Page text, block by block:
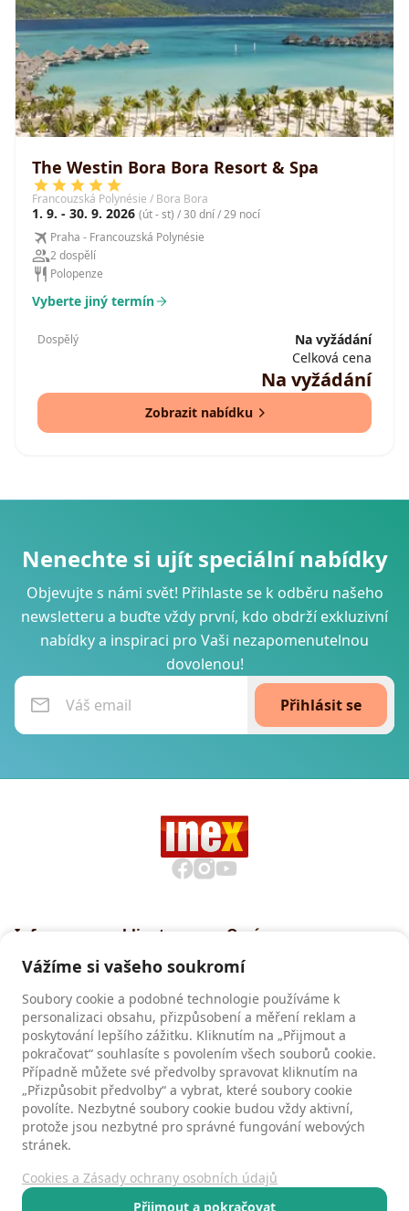
The Westin Bora Bora Resort & Spa
Francouzská Polynésie / Bora Bora
1. 9. - 30. 9. 2026 (út - st) / 30 dní / 29 nocí
Praha - Francouzská Polynésie
2 dospělí
Polopenze
Vyberte jiný termín
Dospělý
Na vyžádání
Celková cena
Na vyžádání
Zobrazit nabídku
Nenechte si ujít speciální nabídky
Objevujte s námi svět! Přihlaste se k odběru našeho
newsletteru a buďte vždy první, kdo obdrží exkluzivní
nabídky a inspiraci pro Vaši nezapomenutelnou
dovolenou!
Přihlásit se
Informace pro klienty
podmínky CK INEX
Pojištění CK INEX
Zásady a informace o
zpracování osobních údajů
O nás
Recenze
Recenze našich klientů
Kontakty
Všeobecné smluvní podmínky
Vážíme si vašeho soukromí
Soubory cookie a podobné technologie používáme k
personalizaci obsahu, přizpůsobení a měření reklam a
poskytování lepšího zážitku. Kliknutím na „Přijmout a
pokračovat“ souhlasíte s povolením všech souborů cookie.
Případně můžete své předvolby spravovat kliknutím na
„Přizpůsobit předvolby“ a vybrat, které soubory cookie
povolíte. Nezbytné soubory cookie budou vždy aktivní,
protože jsou nezbytné pro správné fungování webových
stránek.
Cookies a Zásady ochrany osobních údajů
Přijmout a pokračovat